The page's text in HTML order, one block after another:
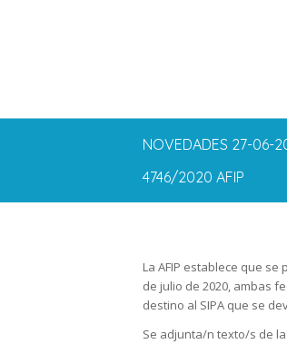
NOVEDADES 27-06-
4746/2020 AFIP
La AFIP establece que se
de julio de 2020, ambas
destino al SIPA que se
Se adjunta/n texto/s de